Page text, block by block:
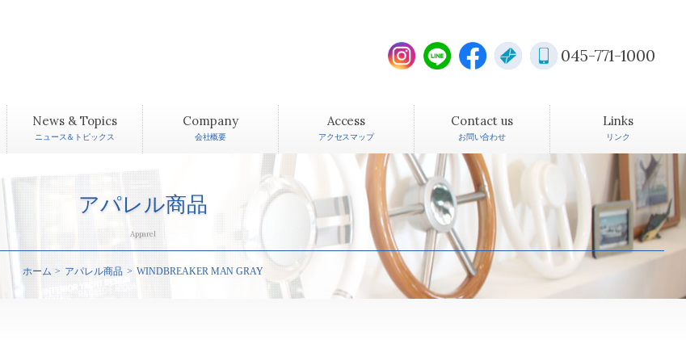
045-771-1000
News & Topics
ニュース＆トピックス
Company
会社概要
Access
アクセスマップ
Contact us
お問い合わせ
Links
リンク
アパレル商品
Apparel
ホーム アパレル商品 WINDBREAKER MAN GRAY